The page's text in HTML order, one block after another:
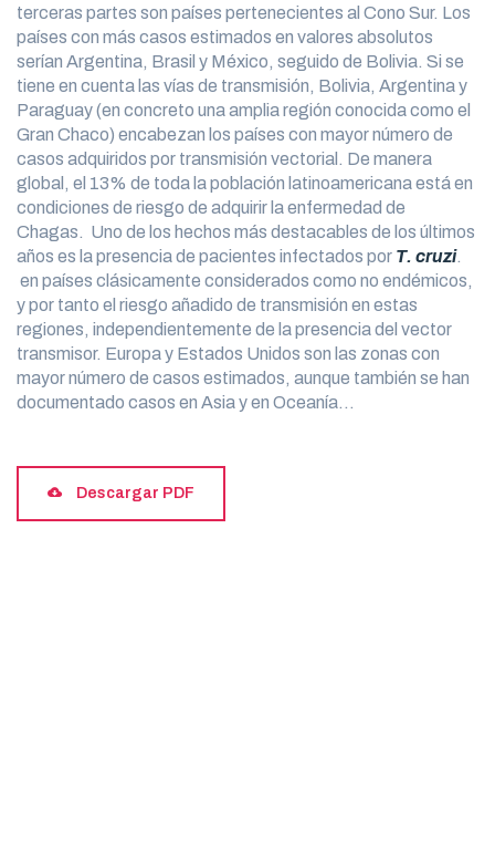
terceras partes son países pertenecientes al Cono Sur. Los
países con más casos estimados en valores absolutos
serían Argentina, Brasil y México, seguido de Bolivia. Si se
tiene en cuenta las vías de transmisión, Bolivia, Argentina y
Paraguay (en concreto una amplia región conocida como el
Gran Chaco) encabezan los países con mayor número de
casos adquiridos por transmisión vectorial. De manera
global, el 13% de toda la población latinoamericana está en
condiciones de riesgo de adquirir la enfermedad de
Chagas. Uno de los hechos más destacables de los últimos
años es la presencia de pacientes infectados por T. cruzi.
en países clásicamente considerados como no endémicos,
y por tanto el riesgo añadido de transmisión en estas
regiones, independientemente de la presencia del vector
transmisor. Europa y Estados Unidos son las zonas con
mayor número de casos estimados, aunque también se han
documentado casos en Asia y en Oceanía…
Descargar PDF